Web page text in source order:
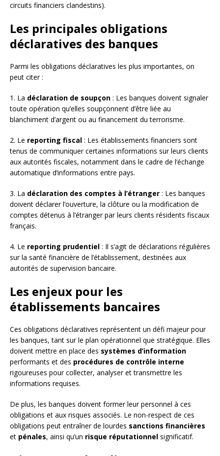
circuits financiers clandestins).
Les principales obligations
déclaratives des banques
Parmi les obligations déclaratives les plus importantes, on
peut citer :
1. La déclaration de soupçon : Les banques doivent signaler
toute opération qu’elles soupçonnent d’être liée au
blanchiment d’argent ou au financement du terrorisme.
2. Le reporting fiscal : Les établissements financiers sont
tenus de communiquer certaines informations sur leurs clients
aux autorités fiscales, notamment dans le cadre de l’échange
automatique d’informations entre pays.
3. La déclaration des comptes à l’étranger : Les banques
doivent déclarer l’ouverture, la clôture ou la modification de
comptes détenus à l’étranger par leurs clients résidents fiscaux
français.
4. Le reporting prudentiel : Il s’agit de déclarations régulières
sur la santé financière de l’établissement, destinées aux
autorités de supervision bancaire.
Les enjeux pour les
établissements bancaires
Ces obligations déclaratives représentent un défi majeur pour
les banques, tant sur le plan opérationnel que stratégique. Elles
doivent mettre en place des systèmes d’information
performants et des procédures de contrôle interne
rigoureuses pour collecter, analyser et transmettre les
informations requises.
De plus, les banques doivent former leur personnel à ces
obligations et aux risques associés. Le non-respect de ces
obligations peut entraîner de lourdes sanctions financières
et pénales, ainsi qu’un risque réputationnel significatif.